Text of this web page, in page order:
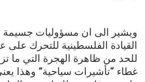
ويشير الى ان مسؤوليات
القيادة الفلسطينية للتحرك على
للحد من ظاهرة الهجرة التي ما
غطاء “تأشيرات سياحية” وهذا